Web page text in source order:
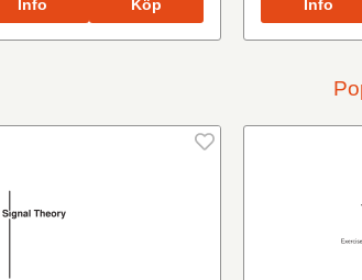
Info Köp Info